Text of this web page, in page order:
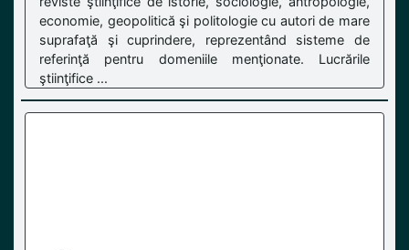
economie, geopolitică şi politologie cu autori de mare
suprafaţă şi cuprindere, reprezentând sisteme de
referinţă pentru domeniile menţionate. Lucrările
ştiinţifice ...